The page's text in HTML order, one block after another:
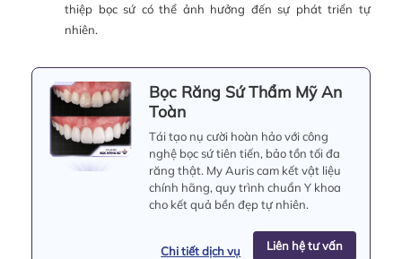
thiệp bọc sứ có thể ảnh hưởng đến sự phát triển tự
nhiên.
Bọc Răng Sứ Thẩm Mỹ An
Toàn
Tái tạo nụ cười hoàn hảo với công
nghệ bọc sứ tiên tiến, bảo tồn tối đa
răng thật. My Auris cam kết vật liệu
chính hãng, quy trình chuẩn Y khoa
cho kết quả bền đẹp tự nhiên.
Chi tiết dịch vụ Liên hệ tư vấn